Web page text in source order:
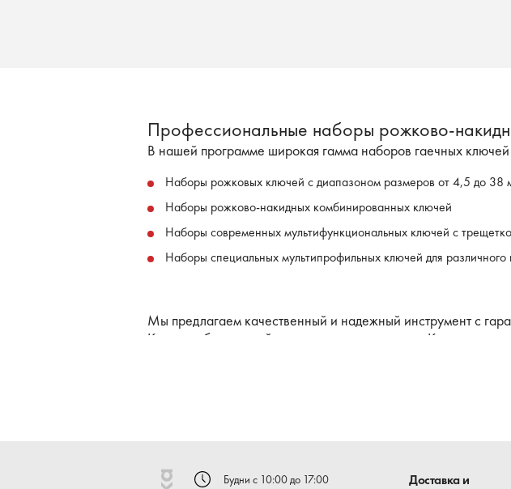
Профессиональные наборы рожково-
В нашей программе широкая гамма наборов гаечных
Наборы рожковых ключей с диапазоном размеров от 4,5 до 38
Наборы рожково-накидных комбинированных ключей
Наборы современных мультифункциональных ключей с
Наборы специальных мультипрофильных ключей для
Мы предлагаем качественный и надежный инструмент с
Купить набор ключей можно с нашего склада в Киеве или с
Будни с 10:00 до 17:00
Доставка и